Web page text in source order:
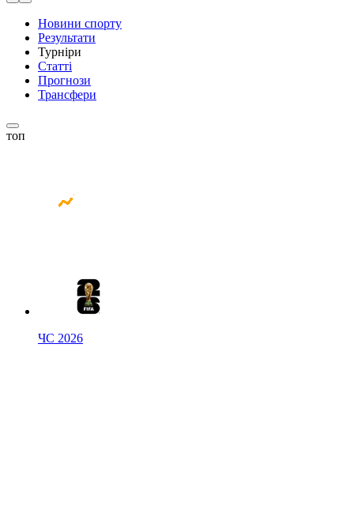
Новини спорту
Результати
Турніри
Статті
Прогнози
Трансфери
топ
ЧС 2026